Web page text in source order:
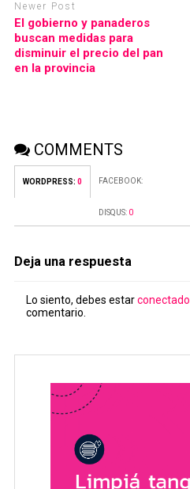
Newer Post
El gobierno y panaderos
buscan medidas para
disminuir el precio del pan
en la provincia
COMMENTS
WORDPRESS: 0 FACEBOOK:
DISQUS: 0
Deja una respuesta
Lo siento, debes estarconectado
comentario.